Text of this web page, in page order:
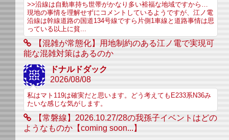
>>沿線は自動車持ち世帯がかなり多い裕福な地域ですから…
現地の事情を理解せずにコメントしているようですが、江ノ電
沿線は幹線道路の国道134号線ですら片側1車線と道路事情は思
っている以上に貧...
【混雑が常態化】用地制約のある江ノ電で実現可
能な混雑対策はあるのか
ドナルドダック
2026/08/08
私はマト119は確実だと思います。どう考えてもE233系N36み
たいな感じな気がします。
【常磐線】2026.10.27/28の我孫子イベントはどの
ようなものか【coming soon...】